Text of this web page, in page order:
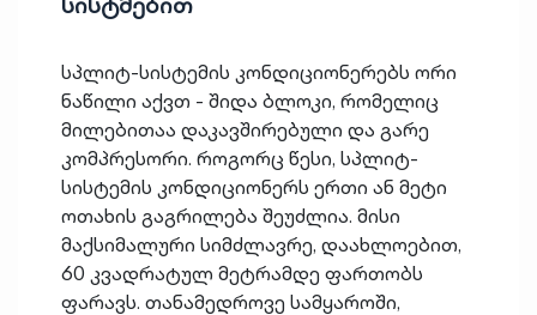
სპლიტ-სისტემის კონდიციონერებს ორი
ნაწილი აქვთ - შიდა ბლოკი, რომელიც
მილებითაა დაკავშირებული და გარე
კომპრესორი. როგორც წესი, სპლიტ-
სისტემის კონდიციონერს ერთი ან მეტი
ოთახის გაგრილება შეუძლია. მისი
მაქსიმალური სიმძლავრე, დაახლოებით,
60 კვადრატულ მეტრამდე ფართობს
ფარავს. თანამედროვე სამყაროში,